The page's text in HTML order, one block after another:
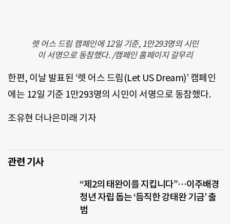
렛 어스 드림 캠페인에 12일 기준, 1만293명의 시민
이 서명으로 동참했다. /캠페인 홈페이지 갈무리
한편, 이날 발표된 ‘렛 어스 드림(Let US Dream)’ 캠페인
에는 12일 기준 1만293명의 시민이 서명으로 동참했다.
조유현 더나은미래 기자
관련 기사
“제2의 태완이를 지킵니다”…이주배경
청년 자립 돕는 ‘듬직한 강태완 기금’ 출
범